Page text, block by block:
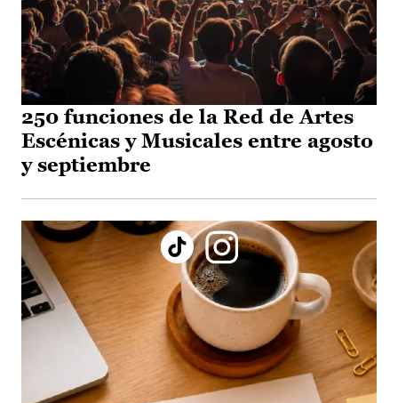
250 funciones de la Red de Artes
Escénicas y Musicales entre agosto
y septiembre